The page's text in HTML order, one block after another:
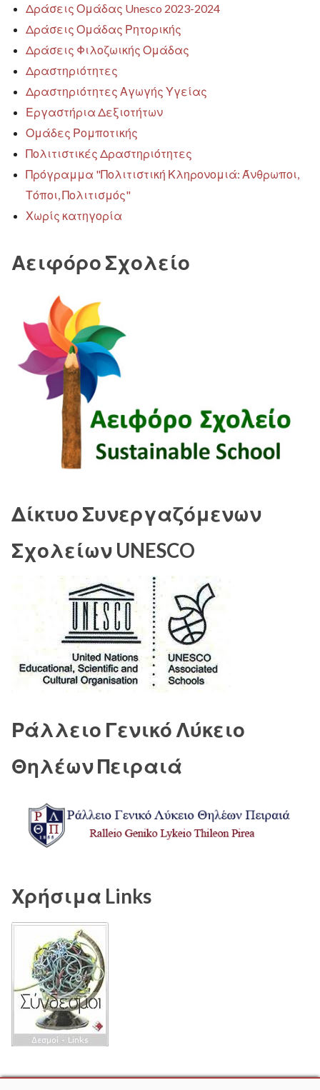
Δράσεις Ομάδας Unesco 2023-2024
Δράσεις Ομάδας Ρητορικής
Δράσεις Φιλοζωικής Ομάδας
Δραστηριότητες
Δραστηριότητες Αγωγής Υγείας
Εργαστήρια Δεξιοτήτων
Ομάδες Ρομποτικής
Πολιτιστικές Δραστηριότητες
Πρόγραμμα "Πολιτιστική Κληρονομιά: Άνθρωποι,
Τόποι, Πολιτισμός"
Χωρίς κατηγορία
Αειφόρο Σχολείο
Δίκτυο Συνεργαζόμενων
Σχολείων UNESCO
Ράλλειο Γενικό Λύκειο
Θηλέων Πειραιά
Χρήσιμα Links